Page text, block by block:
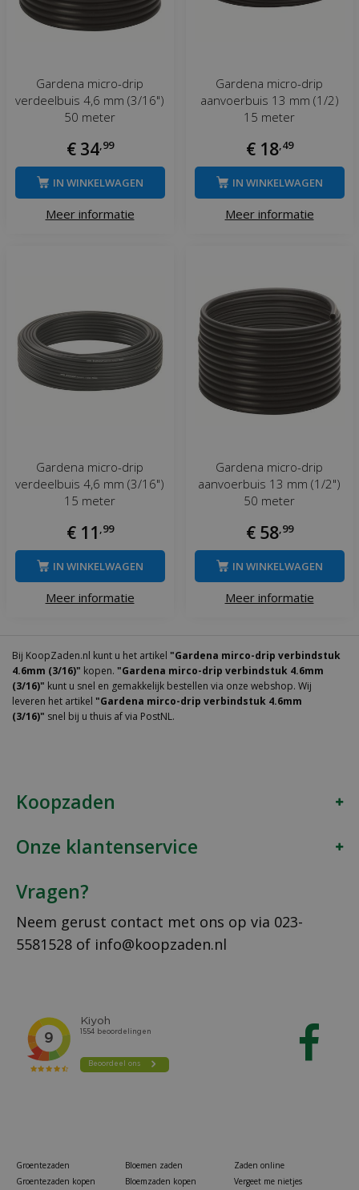
Gardena micro-drip
verdeelbuis 4,6 mm (3/16")
50 meter
€ 34,99
Meer informatie
IN WINKELWAGEN
Gardena micro-drip
aanvoerbuis 13 mm (1/2)
15 meter
€ 18,49
Meer informatie
IN WINKELWAGEN
Gardena micro-drip
verdeelbuis 4,6 mm (3/16")
15 meter
€ 11 ,99
Meer informatie
IN WINKELWAGEN
Gardena micro-drip
aanvoerbuis 13 mm (1/2")
50 meter
€ 58,99
Meer informatie
IN WINKELWAGEN
Bij KoopZaden.nl kunt u het artikel "Gardena mirco-drip verbindstuk
4.6mm (3/16)" kopen. "Gardena mirco-drip verbindstuk 4.6mm
(3/16)" kunt u snel en gemakkelijk bestellen via onze webshop. Wij
leveren het artikel "Gardena mirco-drip verbindstuk 4.6mm
(3/16)" snel bij u thuis af via PostNL.
Koopzaden
Onze klantenservice
Vragen?
Neem gerust contact met ons op via 023-
5581528 of info@koopzaden.nl
Groentezaden
Groentezaden kopen
Bloemen zaden
Bloemzaden kopen
Zaden online
Vergeet me nietjes